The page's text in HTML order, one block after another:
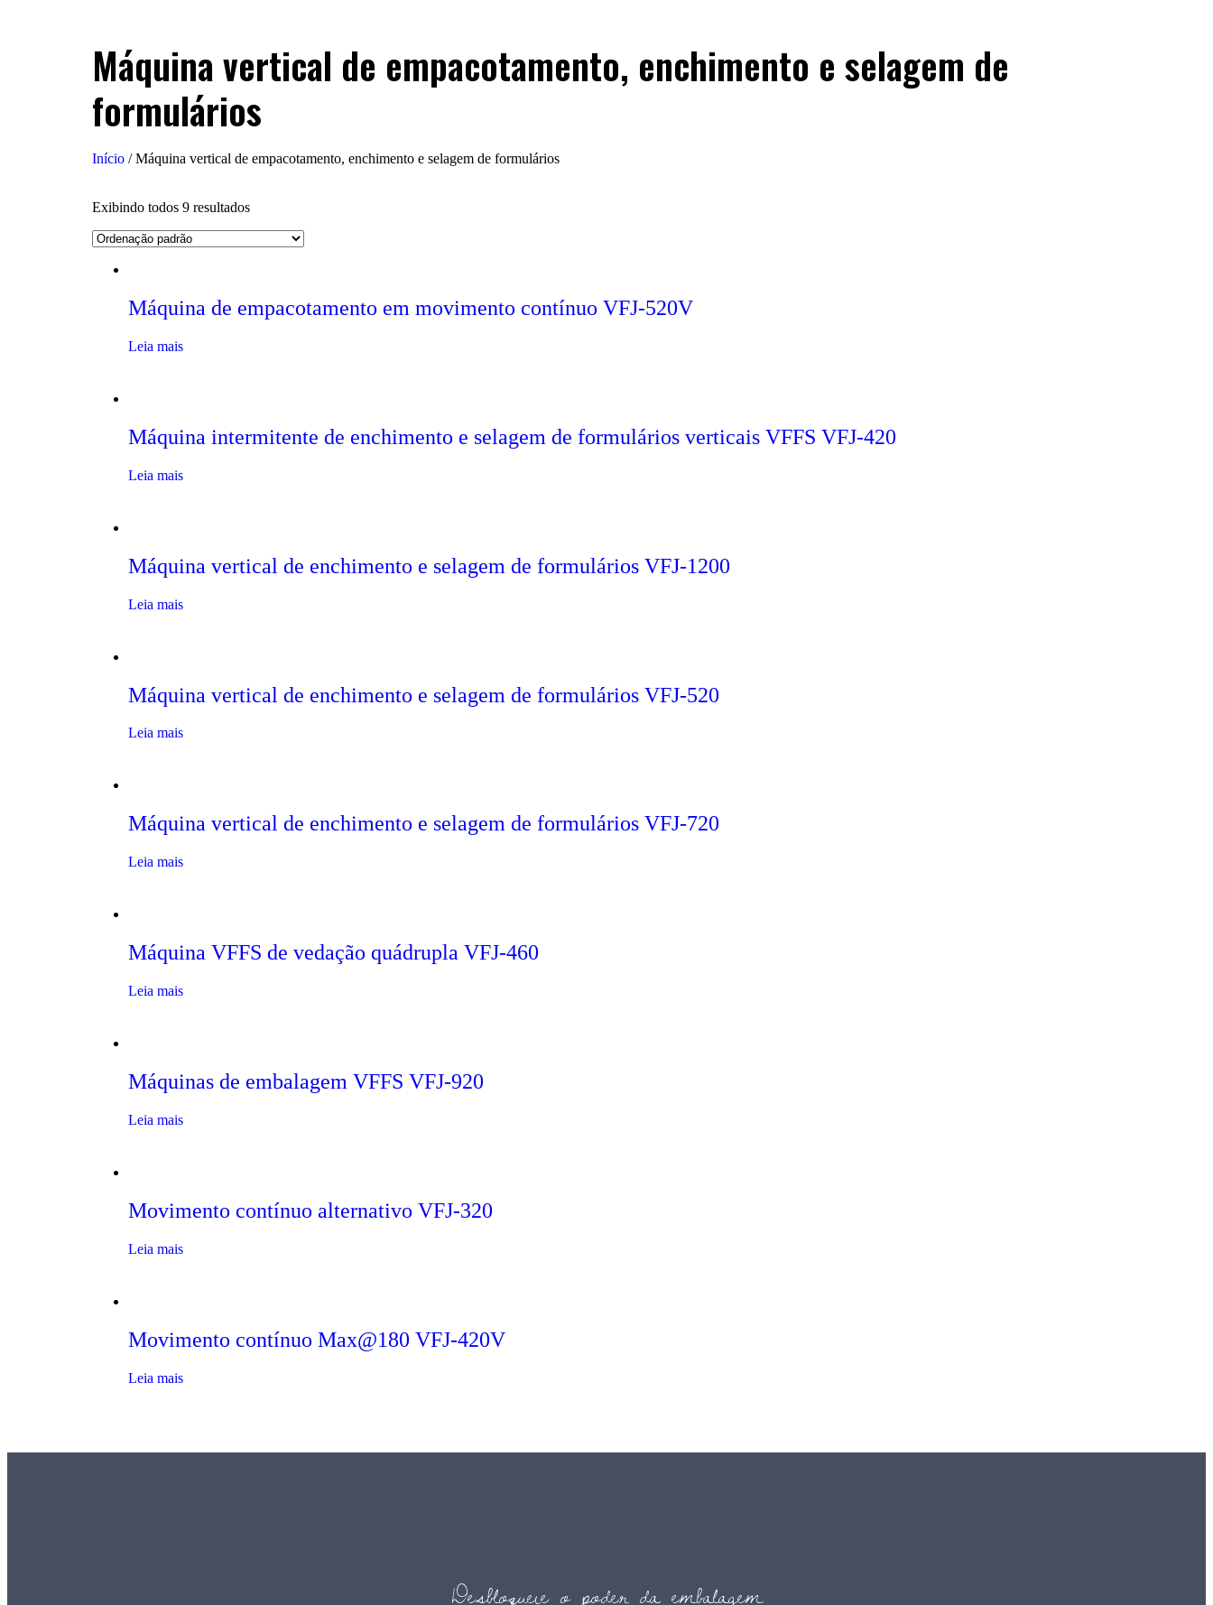
Máquina vertical de empacotamento, enchimento e selagem de
formulários
Início / Máquina vertical de empacotamento, enchimento e selagem de formulários
Exibindo todos 9 resultados
Máquina de empacotamento em movimento contínuo VFJ-520V
Leia mais
Máquina intermitente de enchimento e selagem de formulários verticais VFFS VFJ-420
Leia mais
Máquina vertical de enchimento e selagem de formulários VFJ-1200
Leia mais
Máquina vertical de enchimento e selagem de formulários VFJ-520
Leia mais
Máquina vertical de enchimento e selagem de formulários VFJ-720
Leia mais
Máquina VFFS de vedação quádrupla VFJ-460
Leia mais
Máquinas de embalagem VFFS VFJ-920
Leia mais
Movimento contínuo alternativo VFJ-320
Leia mais
Movimento contínuo Max@180 VFJ-420V
Leia mais
Desbloqueie o poder da embalagem